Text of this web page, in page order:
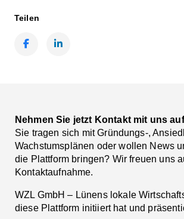
Teilen
Nehmen Sie jetzt Kontakt mit uns
Sie tragen sich mit Gründungs-,
Wachstumsplänen oder wollen News
die Plattform bringen? Wir freuen uns
Kontaktaufnahme.
WZL GmbH – Lünens lokale
diese Plattform initiiert hat und